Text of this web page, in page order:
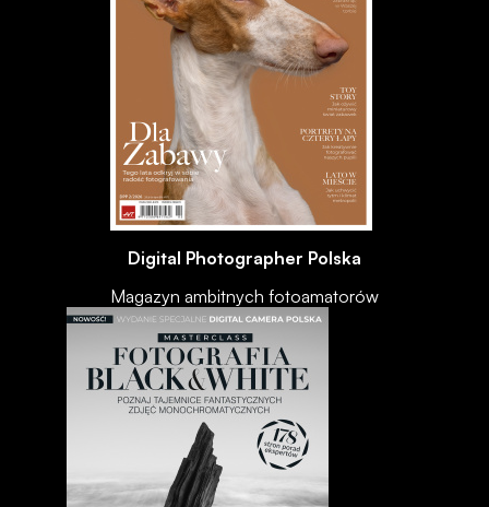
Digital Photographer Polska
Magazyn ambitnych fotoamatorów